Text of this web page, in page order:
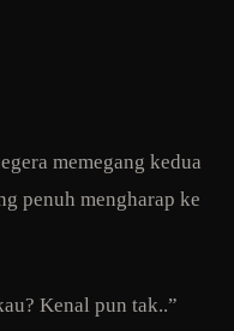
memegang kedua
penuh mengharap ke
Kenal pun tak..”